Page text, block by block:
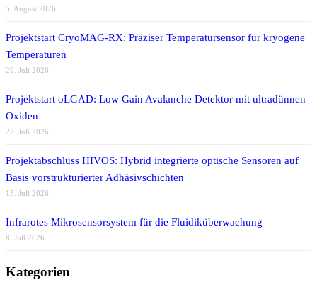
5. August 2026
Projektstart CryoMAG-RX: Präziser Temperatursensor für kryogene
Temperaturen
29. Juli 2026
Projektstart oLGAD: Low Gain Avalanche Detektor mit ultradünnen
Oxiden
22. Juli 2026
Projektabschluss HIVOS: Hybrid integrierte optische Sensoren auf
Basis vorstrukturierter Adhäsivschichten
15. Juli 2026
Infrarotes Mikrosensorsystem für die Fluidiküberwachung
8. Juli 2026
Kategorien